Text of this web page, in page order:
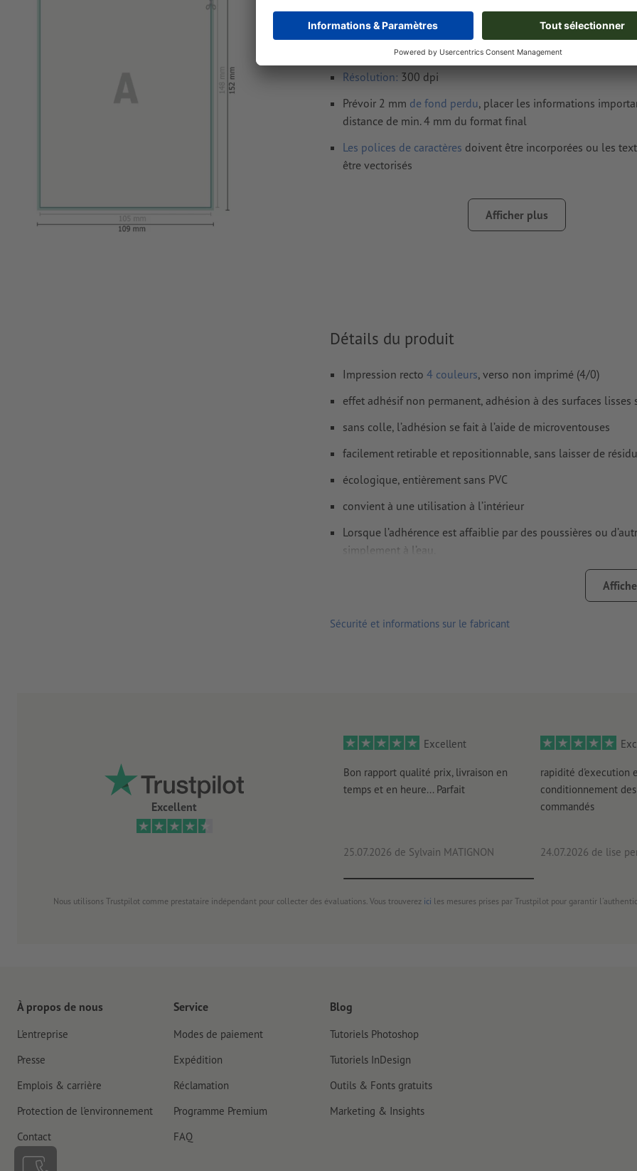
Format de données(incl. 2 mm fond perdu) : 10,9 x 15,2 cm
final: 10,5 x 14,8 cm
Résolution: 300 dpi
Prévoir 2 mm de fond perdu, placer les informations
distance de min. 4 mm du format final
Les polices de caractères doivent être incorporées ou les
être vectorisés
fautes d'orthographe et de syntaxe
Afficher plus
Détails du produit
Impression recto 4 couleurs, verso non imprimé (4/0)
effet adhésif non permanent, adhésion à des surfaces lisses
sans colle, l’adhésion se fait à l’aide de microventouses
facilement retirable et repositionnable, sans laisser de
écologique, entièrement sans PVC
convient à une utilisation à l’intérieur
Lorsque l’adhérence est affaiblie par des poussières ou
simplement à l’eau.
la surface accueillant l’autocollant doit être
ci pourraient nuire à l’adhérence du matériau. Le verni
Sécurité et informations sur le fabricant
Excellent
Excellent
Bon rapport qualité prix, livraison en
temps et en heure... Parfait
25.07.2026 de Sylvain MATIGNON
rapidité d'execution
conditionnement
commandés
24.07.2026 de lise
Nous utilisons Trustpilot comme prestataire indépendant pour collecter des évaluations. Vous trouverez ici les mesures prises par Trustpilot pour garantir
À propos de nous
L'entreprise
Presse
Emplois & carrière
Protection de l'environnement
Contact
Service
Modes de paiement
Expédition
Réclamation
Programme Premium
FAQ
Blog
Tutoriels Photoshop
Tutoriels InDesign
Outils & Fonts gratuits
Marketing & Insights